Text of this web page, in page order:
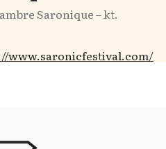
Saronique – kt.
www.saronicfestival.com/